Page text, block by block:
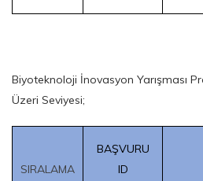
Biyoteknoloji İnovasyon Yarışması
Üzeri Seviyesi;
SIRALAMA
BAŞVURU
ID